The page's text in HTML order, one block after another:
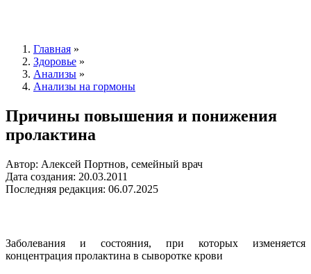
Главная »
Здоровье »
Анализы »
Анализы на гормоны
Причины повышения и понижения
пролактина
Автор: Алексей Портнов, семейный врач
Дата создания: 20.03.2011
Последняя редакция: 06.07.2025
Заболевания и состояния, при которых изменяется
концентрация пролактина в сыворотке крови